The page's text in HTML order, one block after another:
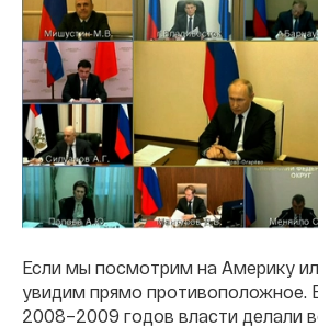
Если мы посмотрим на Америку
увидим прямо противоположное.
2008–2009 годов власти делали